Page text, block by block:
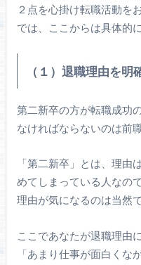
２点を心掛け転職活動を
では、ここからは具体的
（１）退職理由を明
第二新卒の方が転職成功
なければならないのは前
「第二新卒」とは、理由
めてしまっている人なの
理由が気になるのは当然で
ここであなたが退職理由
「あまり仕事が面白くな